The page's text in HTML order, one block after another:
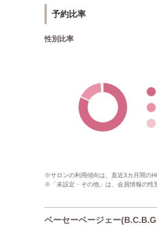
予約比率
性別比率
※サロンの利用傾向は、直近3カ月間の
※「未設定・その他」は、会員情報の性
ベーセーベージェー